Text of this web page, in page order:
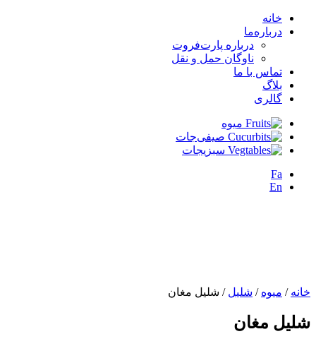
خانه
درباره‌ما
درباره پارت‌فروت
ناوگان حمل و نقل
تماس با ما
بلاگ
گالری
میوه
صیفی‌جات
سبزیجات
Fa
En
خانه / میوه / شلیل / شلیل مغان
شلیل مغان